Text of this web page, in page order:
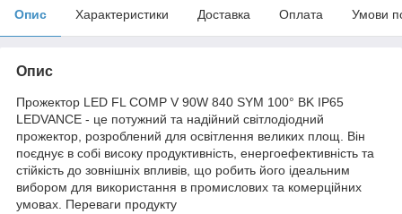
Опис Характеристики Доставка Оплата Умови
Опис
Прожектор LED FL COMP V 90W 840 SYM 100° BK IP65
LEDVANCE - це потужний та надійний світлодіодний
прожектор, розроблений для освітлення великих площ. Він
поєднує в собі високу продуктивність, енергоефективність та
стійкість до зовнішніх впливів, що робить його ідеальним
вибором для використання в промислових та комерційних
умовах. Переваги продукту